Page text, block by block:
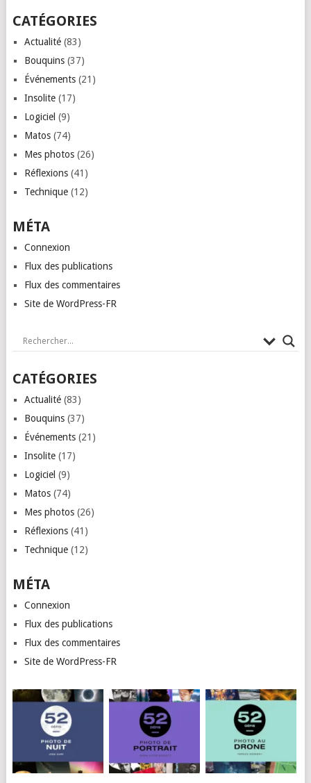
CATÉGORIES
Actualité(83)
Bouquins(37)
Événements(21)
Insolite(17)
Logiciel (9)
Matos(74)
Mes photos(26)
Réflexions(41)
Technique(12)
MÉTA
Connexion
Flux des publications
Flux des commentaires
Site de WordPress-FR
CATÉGORIES
Actualité(83)
Bouquins(37)
Événements(21)
Insolite(17)
Logiciel (9)
Matos(74)
Mes photos(26)
Réflexions(41)
Technique(12)
MÉTA
Connexion
Flux des publications
Flux des commentaires
Site de WordPress-FR